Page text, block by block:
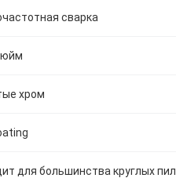
сварка
хром
для большинства круглых пил